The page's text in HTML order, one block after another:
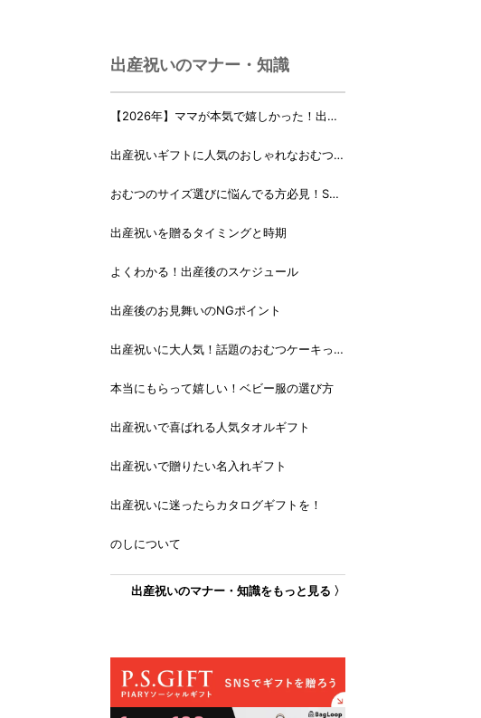
出産祝いのマナー・知識
【2026年】ママが本気で嬉しかった！出産
出産祝いギフトに人気のおしゃれなおむつケ
おむつのサイズ選びに悩んでる方必見！Sサ
出産祝いを贈るタイミングと時期
よくわかる！出産後のスケジュール
出産後のお見舞いのNGポイント
出産祝いに大人気！話題のおむつケーキっ
本当にもらって嬉しい！ベビー服の選び方
出産祝いで喜ばれる人気タオルギフト
出産祝いで贈りたい名入れギフト
出産祝いに迷ったらカタログギフトを！
のしについて
出産祝いのマナー・知識をもっと見る 〉